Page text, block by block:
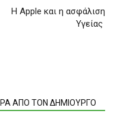
H Αpple και η ασφάλιση
Υγείας
ΑΠΟ ΤΟΝ ΔΗΜΙΟΥΡΓΟ